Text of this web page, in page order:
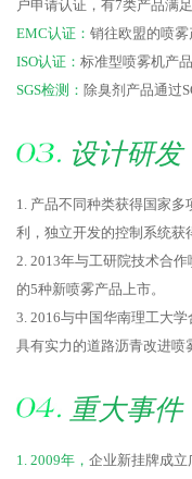
户申请认证，有7类产品满
EMC认证： 销往欧盟的喷
ISO认证： 标准型喷雾机产
SGS检测： 除臭剂产品通过
设计研发
1. 产品不同种类获得国家
利，独立开发的控制系统获
2. 2013年与工研院技术合
的5种新喷雾产品上市。
3. 2016与中国华南理工大
具有实力的道路沥青改进喷
重大事件
1. 2009年， 企业新挂牌成